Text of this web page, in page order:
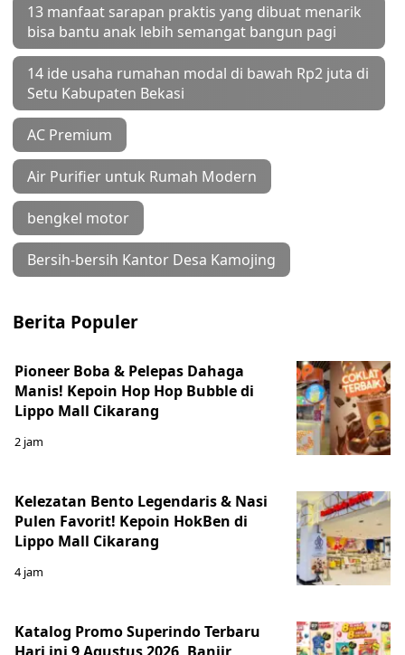
13 manfaat sarapan praktis yang dibuat menarik
bisa bantu anak lebih semangat bangun pagi
14 ide usaha rumahan modal di bawah Rp2 juta di
Setu Kabupaten Bekasi
AC Premium
Air Purifier untuk Rumah Modern
bengkel motor
Bersih-bersih Kantor Desa Kamojing
Berita Populer
Pioneer Boba & Pelepas Dahaga
Manis! Kepoin Hop Hop Bubble di
Lippo Mall Cikarang
2 jam
Kelezatan Bento Legendaris & Nasi
Pulen Favorit! Kepoin HokBen di
Lippo Mall Cikarang
4 jam
Katalog Promo Superindo Terbaru